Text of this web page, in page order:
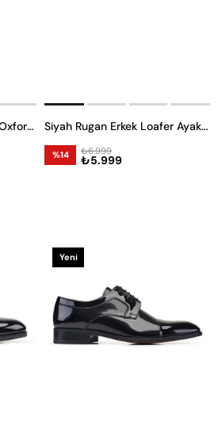
Siyah Klasik Rugan Erkek Oxford Ayakkabı Siyah Rugan Erkek Loafer Ayakkabı
%14 ₺5.999
₺6.999
Yeni